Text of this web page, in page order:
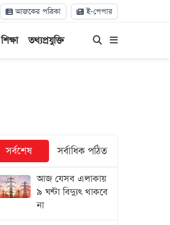
আজকের পত্রিকা ই-পেপার
শিক্ষা তথ্যপ্রযুক্তি
সর্বশেষ সর্বাধিক পঠিত
আজ যেসব এলাকায়
৯ ঘণ্টা বিদ্যুৎ থাকবে
না